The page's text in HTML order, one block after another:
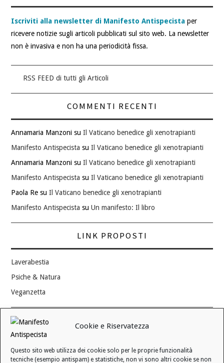
Cookie e Riservatezza
Questo sito web utilizza dei cookie solo per le proprie funzionalità
tecniche (esempio antispam) e statistiche, non vi sono altri cookie se non
Iscriviti alla newsletter di Manifesto Antispecista per
ricevere notizie sugli articoli pubblicati sul sito web. La newsletter
non è invasiva e non ha una periodicità fissa.
RSS FEED di tutti gli Articoli
COMMENTI RECENTI
Annamaria Manzoni suIl Vaticano benedice gli xenotrapianti
Manifesto Antispecista suIl Vaticano benedice gli xenotrapianti
Annamaria Manzoni suIl Vaticano benedice gli xenotrapianti
Manifesto Antispecista suIl Vaticano benedice gli xenotrapianti
Paola Re suIl Vaticano benedice gli xenotrapianti
Manifesto Antispecista suUn manifesto: Il libro
LINK PROPOSTI
Laverabestia
Psiche & Natura
Veganzetta
Modifica consenso ai cookie
REVOCA IL TUO CONSENSO
Stato attuale: Negato